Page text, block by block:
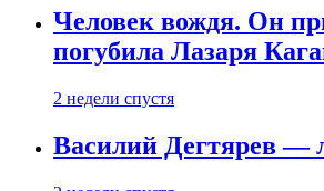
Человек вождя. Он
погубила Лазаря
2 недели спустя
Василий Дегтярев —